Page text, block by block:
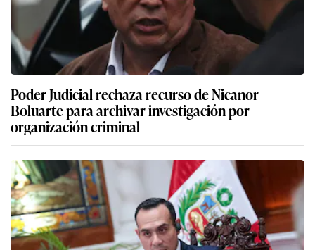
Poder Judicial rechaza recurso de Nicanor
Boluarte para archivar investigación por
organización criminal